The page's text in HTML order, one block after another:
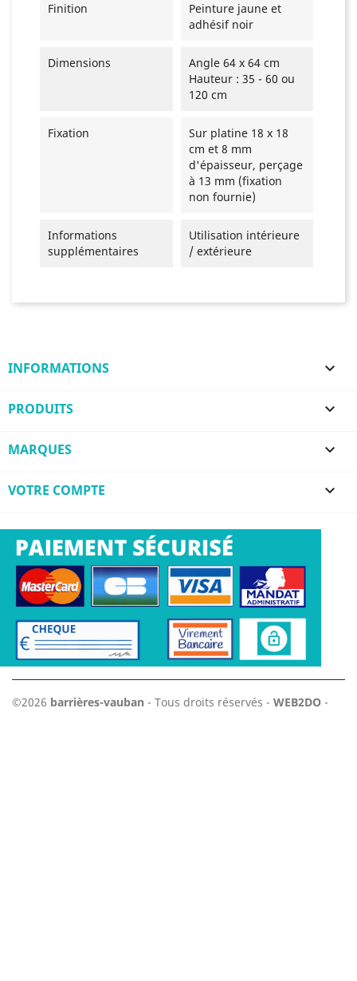
Finition
Peinture jaune et
adhésif noir
Dimensions
Angle 64 x 64 cm
Hauteur : 35 - 60 ou
120 cm
Fixation
Sur platine 18 x 18
cm et 8 mm
d'épaisseur, perçage
à 13 mm (fixation
non fournie)
Informations
supplémentaires
Utilisation intérieure
/ extérieure
INFORMATIONS 
PRODUITS 
MARQUES 
VOTRE COMPTE 
©2026 barrières-vauban - Tous droits réservés - WEB2DO -